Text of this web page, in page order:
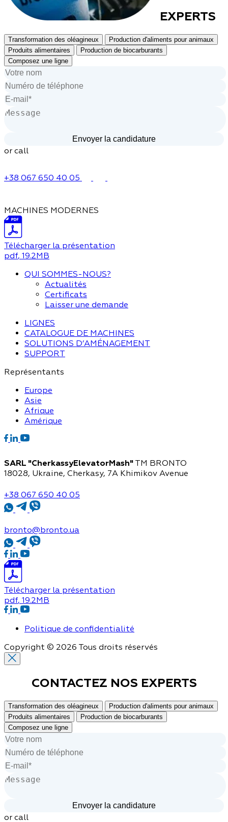
EXPERTS
Transformation des oléagineux
Production d'aliments pour animaux
Produits alimentaires
Production de biocarburants
Composez une ligne
or call
+38 067 650 40 05
MACHINES MODERNES
Télécharger la présentation
pdf, 19.2MB
QUI SOMMES-NOUS?
Actualités
Certificats
Laisser une demande
LIGNES
CATALOGUE DE MACHINES
SOLUTIONS D’AMÉNAGEMENT
SUPPORT
Représentants
Europe
Asie
Afrique
Amérique
SARL "CherkassyElevatorMash" TM BRONTO
18028, Ukraine, Cherkasy, 7A Khimikov Avenue
+38 067 650 40 05
bronto@bronto.ua
Télécharger la présentation
pdf, 19.2MB
Politique de confidentialité
Copyright © 2026 Tous droits réservés
CONTACTEZ NOS EXPERTS
Transformation des oléagineux
Production d'aliments pour animaux
Produits alimentaires
Production de biocarburants
Composez une ligne
or call